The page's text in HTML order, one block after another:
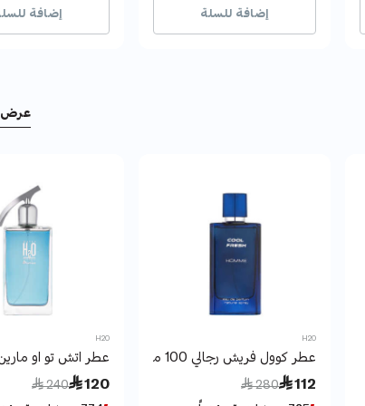
إضافة للسلة إضافة
عرض
H2O
عطر كوول فريش رجالي 100 مل
 112
Price reduced from
 280
to
H2O
عطر اتش تو او
 120
from
 240
to